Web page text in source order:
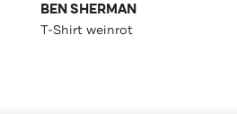
BEN SHERMAN
T-Shirt weinrot